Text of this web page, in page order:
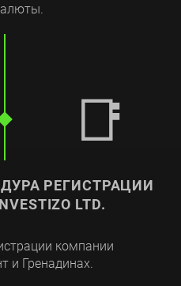
РЕГИСТРАЦИИ
LTD.
компании
и Гренадинах.
📑